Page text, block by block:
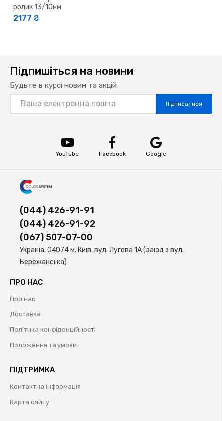
ролик 13/10мм
2177 ₴
Підпишіться на новини
Будьте в курсі новин та акцій
Підписатися
YouTube Facebook Google
(044) 426-91-91
(044) 426-91-92
(067) 507-07-00
Україна, 04074 м. Київ, вул. Лугова 1А (заїзд з вул.
Бережанська)
ПРО НАС
Про нас
Доставка
Політика конфіденційності
Положення та умови
ПІДТРИМКА
Контактна інформація
Карта сайту